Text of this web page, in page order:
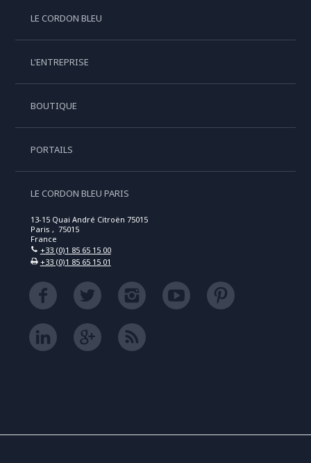
LE CORDON BLEU
L'ENTREPRISE
BOUTIQUE
PORTAILS
LE CORDON BLEU PARIS
13-15 Quai André Citroën 75015
Paris , 75015
France
+33 (0)1 85 65 15 00
+33 (0)1 85 65 15 01